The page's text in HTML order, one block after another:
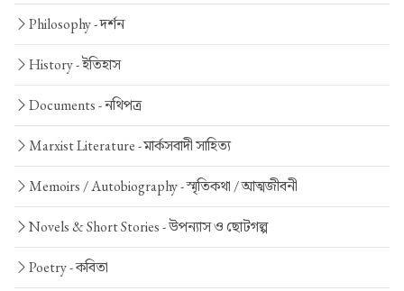
Philosophy -দর্শন
History -ইতিহাস
Documents -নথিপত্র
Marxist Literature -মার্কসবাদী সাহিত্য
Memoirs / Autobiography -স্মৃতিকথা / আত্মজীবনী
Novels & Short Stories -উপন্যাস ও ছোটগল্প
Poetry -কবিতা